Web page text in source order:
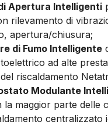
Apertura Intelligenti
rilevamento di
apertura/chiusura;
di Fumo Intelligente
ad alte
riscaldamento
Modulante
maggior parte delle
centralizzato